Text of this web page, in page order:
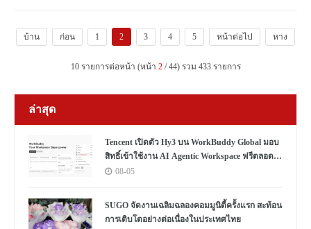
บ้าน ก่อน 1 2 3 4 5 หน้าต่อไป หาง
10 รายการต่อหน้า (หน้า 2/ 44) รวม 433 รายการ
ล่าสุด
Tencent เปิดตัว Hy3 บน WorkBuddy Global มอบ
สิทธิ์เข้าใช้งาน AI Agentic Workspace ฟรีตลอด
เดือนสิงหาคม
08-05
SUGO จัดงานเฉลิมฉลองคอมมูนิตี้ครั้งแรก สะท้อน
การเติบโตอย่างต่อเนื่องในประเทศไทย